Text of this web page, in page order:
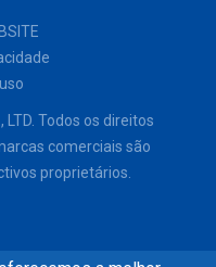
Todos os direitos
comerciais são
proprietários.